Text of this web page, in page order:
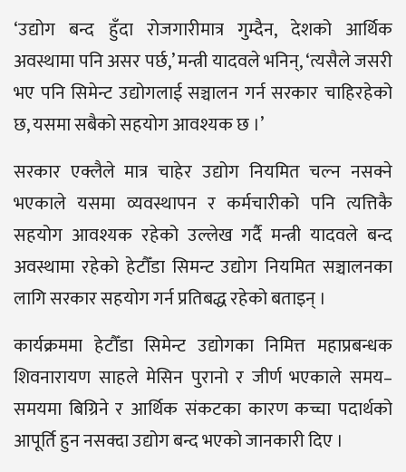
‘उद्योग बन्द हुँदा रोजगारीमात्र गुम्दैन, देशको आर्थिक
अवस्थामा पनि असर पर्छ,’ मन्त्री यादवले भनिन्, ‘त्यसैले जसरी
भए पनि सिमेन्ट उद्योगलाई सञ्चालन गर्न सरकार चाहिरहेको
छ, यसमा सबैको सहयोग आवश्यक छ ।’
सरकार एक्लैले मात्र चाहेर उद्योग नियमित चल्न नसक्ने
भएकाले यसमा व्यवस्थापन र कर्मचारीको पनि त्यत्तिकै
सहयोग आवश्यक रहेको उल्लेख गर्दै मन्त्री यादवले बन्द
अवस्थामा रहेको हेटौँडा सिमन्ट उद्योग नियमित सञ्चालनका
लागि सरकार सहयोग गर्न प्रतिबद्ध रहेको बताइन् ।
कार्यक्रममा हेटौँडा सिमेन्ट उद्योगका निमित्त महाप्रबन्धक
शिवनारायण साहले मेसिन पुरानो र जीर्ण भएकाले समय–
समयमा बिग्रिने र आर्थिक संकटका कारण कच्चा पदार्थको
आपूर्ति हुन नसक्दा उद्योग बन्द भएको जानकारी दिए ।